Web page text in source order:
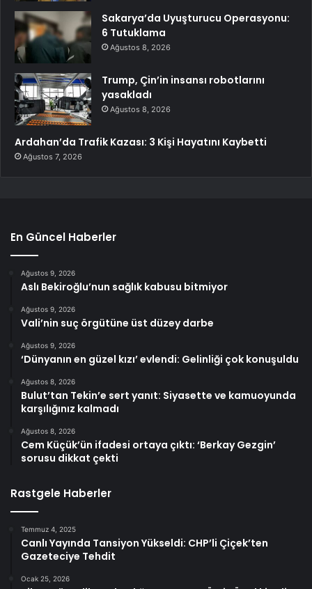
Sakarya’da Uyuşturucu Operasyonu:
6 Tutuklama
Ağustos 8, 2026
Trump, Çin’in insansı robotlarını
yasakladı
Ağustos 8, 2026
Ardahan’da Trafik Kazası: 3 Kişi Hayatını Kaybetti
Ağustos 7, 2026
En Güncel Haberler
Ağustos 9, 2026
Aslı Bekiroğlu’nun sağlık kabusu bitmiyor
Ağustos 9, 2026
Vali’nin suç örgütüne üst düzey darbe
Ağustos 9, 2026
‘Dünyanın en güzel kızı’ evlendi: Gelinliği çok konuşuldu
Ağustos 8, 2026
Bulut’tan Tekin’e sert yanıt: Siyasette ve kamuoyunda
karşılığınız kalmadı
Ağustos 8, 2026
Cem Küçük’ün ifadesi ortaya çıktı: ‘Berkay Gezgin’
sorusu dikkat çekti
Rastgele Haberler
Temmuz 4, 2025
Canlı Yayında Tansiyon Yükseldi: CHP’li Çiçek’ten
Gazeteciye Tehdit
Ocak 25, 2026